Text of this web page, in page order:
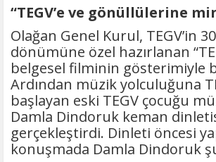
“TEGV’e ve gönüllülerine
Olağan Genel Kurul, TEGV’in
dönümüne özel hazırlanan
belgesel filminin gösterimiyle
Ardından müzik yolculuğuna
başlayan eski TEGV çocuğu
Damla Dindoruk keman
gerçekleştirdi. Dinleti öncesi
konuşmada Damla Dindoruk